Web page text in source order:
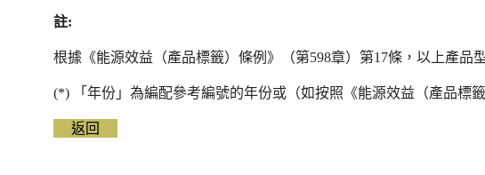
註:
根據《能源效益（產品標籤）條例》（第598章）第17條，以上產
(*) 「年份」為編配參考編號的年份或（如按照《能源效益（產品標
返回